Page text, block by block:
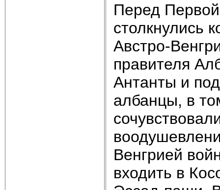
Перед
столкнулись
Австро-
правителя
Антанты и
албанцы, в
Венгрией
входить в